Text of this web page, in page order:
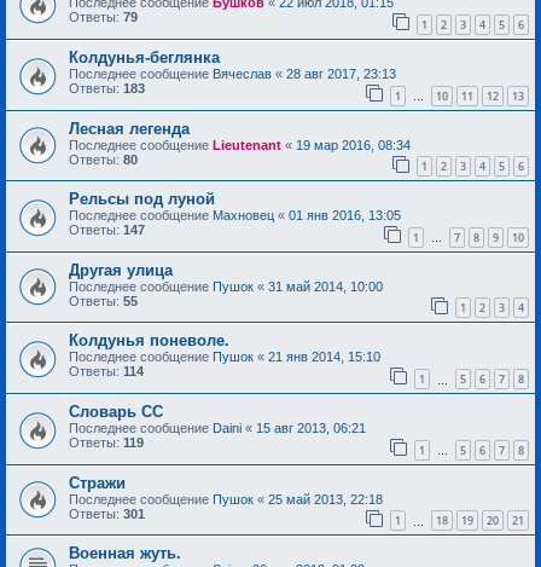
Ответы: 79 1 2 3 4 5 6
Колдунья-беглянка
Последнее сообщение Вячеслав « 28 авг 2017, 23:13
Ответы: 183 1 10 11 12 13
Лесная легенда
Последнее сообщение Lieutenant « 19 мар 2016, 08:34
Ответы: 80 1 2 3 4 5 6
Рельсы под луной
Последнее сообщение Махновец « 01 янв 2016, 13:05
Ответы: 147 1 … 7 8 9 10
Другая улица
Последнее сообщение Пушок « 31 май 2014, 10:00
Ответы: 55 1 2 3 4
Колдунья поневоле.
Последнее сообщение Пушок « 21 янв 2014, 15:10
Ответы: 114 1 5 6 7 8
Словарь СС
Последнее сообщение Daini « 15 авг 2013, 06:21
Ответы: 119 1 … 5 6 7 8
Стражи
Последнее сообщение Пушок « 25 май 2013, 22:18
Ответы: 301 1 18 19 20 21
Военная жуть.